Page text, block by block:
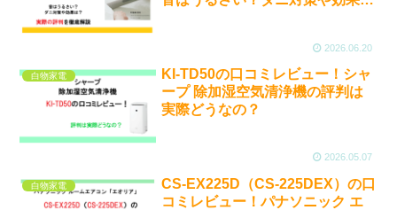
2026.06.20
白物家電
KI-TD50の口コミレビュー！シャ
ープ 除加湿空気清浄機の評判は
実際どうなの？
2026.05.07
白物家電
CS-EX225D（CS-225DEX）の口
コミレビュー！パナソニック エ